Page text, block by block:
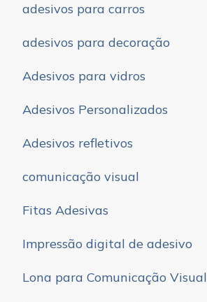
adesivos para carros
adesivos para decoração
Adesivos para vidros
Adesivos Personalizados
Adesivos refletivos
comunicação visual
Fitas Adesivas
Impressão digital de adesivo
Lona para Comunicação Visual